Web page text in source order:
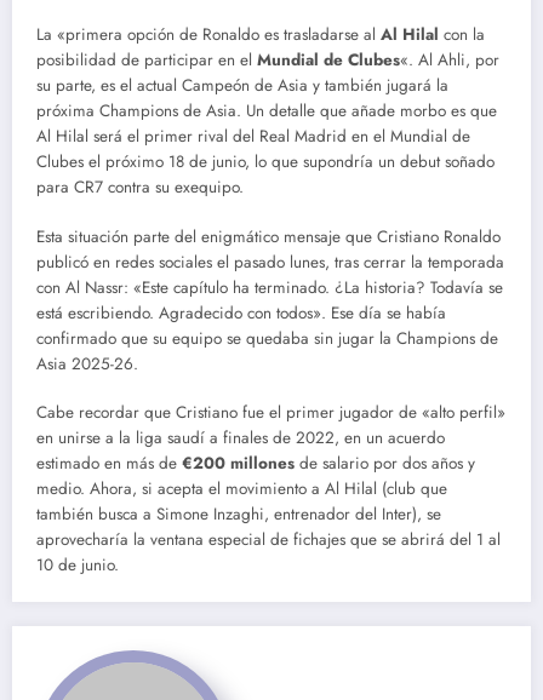
La «primera opción de Ronaldo es trasladarse al Al Hilal con la
posibilidad de participar en el Mundial de Clubes«. Al Ahli, por
su parte, es el actual Campeón de Asia y también jugará la
próxima Champions de Asia. Un detalle que añade morbo es que
Al Hilal será el primer rival del Real Madrid en el Mundial de
Clubes el próximo 18 de junio, lo que supondría un debut soñado
para CR7 contra su exequipo.
Esta situación parte del enigmático mensaje que Cristiano Ronaldo
publicó en redes sociales el pasado lunes, tras cerrar la temporada
con Al Nassr: «Este capítulo ha terminado. ¿La historia? Todavía se
está escribiendo. Agradecido con todos». Ese día se había
confirmado que su equipo se quedaba sin jugar la Champions de
Asia 2025-26.
Cabe recordar que Cristiano fue el primer jugador de «alto perfil»
en unirse a la liga saudí a finales de 2022, en un acuerdo
estimado en más de €200 millones de salario por dos años y
medio. Ahora, si acepta el movimiento a Al Hilal (club que
también busca a Simone Inzaghi, entrenador del Inter), se
aprovecharía la ventana especial de fichajes que se abrirá del 1 al
10 de junio.